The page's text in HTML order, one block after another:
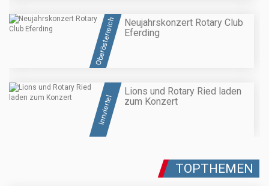
Oberösterreich
Neujahrskonzert Rotary Club
Eferding
Innviertel
Lions und Rotary Ried laden
zum Konzert
TOPTHEMEN